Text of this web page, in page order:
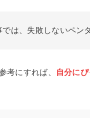
では、失敗しないペン
考にすれば、 自分に